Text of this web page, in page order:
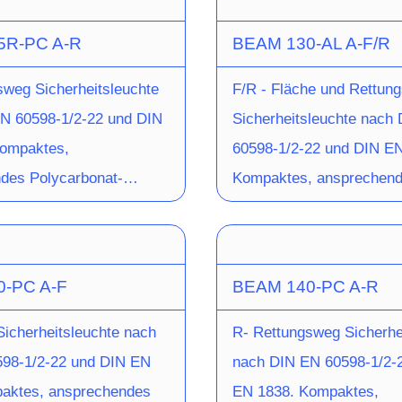
und Leuchteneinheit
im Aussenbereich
Fluchtwegausleuchtung
Leuchte kann ausserdem
Ausführung
mit
LED (Schaltungsart:
und
Acryloptik zur
durch
Leuchten-Verschluss
Einrastmechanismus.
für
Hochleistungs-LED
Bereitschaftsschaltung)
gegossener Acryloptik
Fluchtwegausleuchtung
PC A-R
Sicherheitsleuchte
60598-1/2-22 und DIN
Polycarbonat-
rund geformter
durch
Ausführung
mit einer
LED (Schaltungsart:
und
BEAM 130-AL A-F/R
F/R - Fläche und
Sicherheitsleuchte nach
60598-1/2-22 und DIN
Kompaktes,
Gehäuse aus
Schraubenloser
Verschluss durch
Einrastmechanismus.
für
Hochleistungs-LED und
PC A-F
nach
1/2-22 und DIN EN
ansprechendes
BEAM 140-PC A-R
R- Rettungsweg
nach DIN EN 60598-1/2-
EN 1838. Kompaktes,